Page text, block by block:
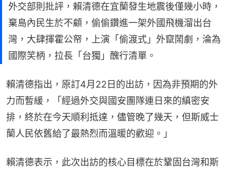
外交部則批評，賴清德在宜蘭發生地震後僅幾小時，
棄島內民生於不顧，偷偷鑽進一架外國飛機溜出台
灣，大肆揮霍公帑，上演「偷渡式」外竄鬧劇，淪為
國際笑柄，拉長「台獨」醜行清單。
賴清德指出，原訂4月22日的出訪，因為非預期的外
力而暫緩，「經過外交與國安團隊連日來的縝密安
排，終於在今天順利抵達，儘管晚了幾天，但斯威士
蘭人民依舊給了最熱烈而溫暖的歡迎。」
賴清德表示，此次出訪的核心目標在於鞏固台灣和斯